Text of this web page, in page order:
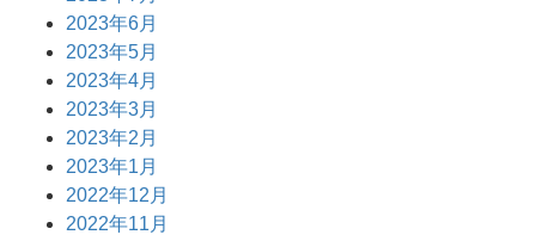
2023年6月
2023年5月
2023年4月
2023年3月
2023年2月
2023年1月
2022年12月
2022年11月